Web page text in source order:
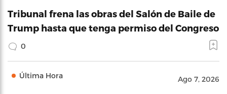
Tribunal frena las obras del Salón de Baile de
Trump hasta que tenga permiso del Congreso
0
Última Hora Ago 7, 2026